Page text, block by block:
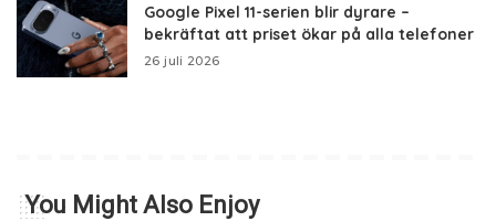
Google Pixel 11-serien blir dyrare –
bekräftat att priset ökar på alla telefoner
26 juli 2026
You Might Also Enjoy